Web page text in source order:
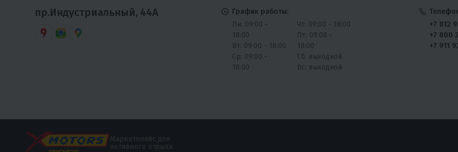
пр.Индустриальный, 44А
График работы:
Пн: 09:00 -
18:00
Вт: 09:00 - 18:00
Ср: 09:00 -
18:00
Чт: 09:00 - 18:00
Пт: 09:00 -
18:00
Сб: выходной
Вс: выходной
+7 812
+7 800
+7 911